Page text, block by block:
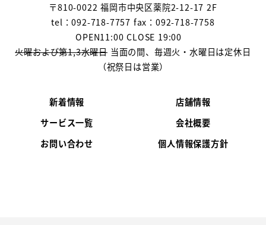
〒810-0022 福岡市中央区薬院2-12-17 2F
tel：092-718-7757 fax：092-718-7758
OPEN11:00 CLOSE 19:00
火曜および第1,3水曜日 当面の間、毎週火・水曜日は定休日
（祝祭日は営業）
新着情報
店舗情報
サービス一覧
会社概要
お問い合わせ
個人情報保護方針